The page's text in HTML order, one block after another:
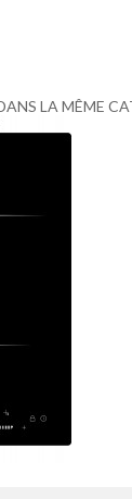
LA MÊME